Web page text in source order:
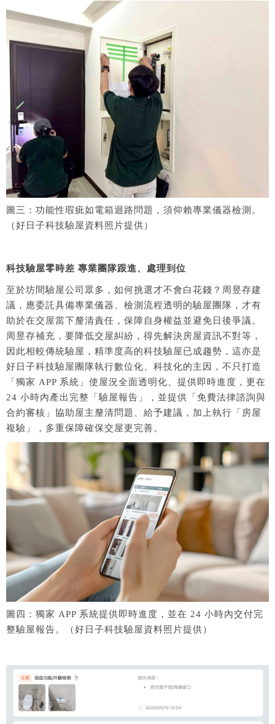
圖三：功能性瑕疵如電箱迴路問題，須仰賴專業儀器檢測。
（好日子科技驗屋資料照片提供）
科技驗屋零時差 專業團隊跟進、處理到位
至於坊間驗屋公司眾多，如何挑選才不會白花錢？周昱存建
議，應委託具備專業儀器、檢測流程透明的驗屋團隊，才有
助於在交屋當下釐清責任，保障自身權益並避免日後爭議。
周昱存補充，要降低交屋糾紛，得先解決房屋資訊不對等，
因此相較傳統驗屋，精準度高的科技驗屋已成趨勢，這亦是
好日子科技驗屋團隊執行數位化、科技化的主因，不只打造
「獨家 APP 系統」使屋況全面透明化、提供即時進度，更在
24 小時內產出完整「驗屋報告」，並提供「免費法律諮詢與
合約審核」協助屋主釐清問題、給予建議，加上執行「房屋
複驗」，多重保障確保交屋更完善。
圖四：獨家 APP 系統提供即時進度，並在 24 小時內交付完
整驗屋報告。（好日子科技驗屋資料照片提供）